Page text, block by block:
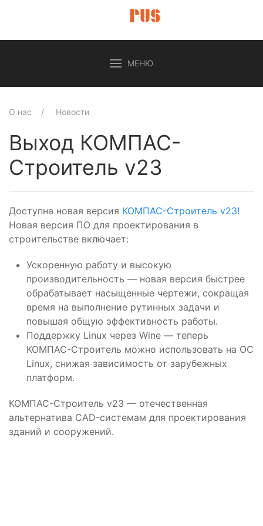
МЕНЮ
О нас Новости
Выход КОМПАС-
Строитель v23
Доступна новая версия КОМПАС-Строитель v23!
Новая версия ПО для проектирования в
строительстве включает:
Ускоренную работу и высокую
производительность — новая версия быстрее
обрабатывает насыщенные чертежи, сокращая
время на выполнение рутинных задачи и
повышая общую эффективность работы.
Поддержку Linux через Wine — теперь
КОМПАС-Строитель можно использовать на ОС
Linux, снижая зависимость от зарубежных
платформ.
КОМПАС-Строитель v23 — отечественная
альтернатива CAD-системам для проектирования
зданий и сооружений.